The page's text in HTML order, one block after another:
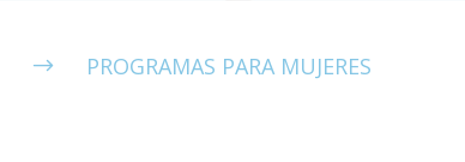
$ PROGRAMAS PARA MUJERES